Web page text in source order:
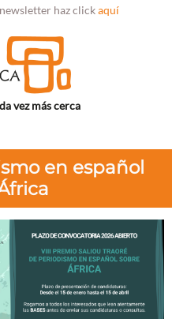
haz clickaquí
vez más cerca
en español